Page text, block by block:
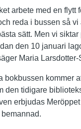
arbete med en flytt
reda i bussen så vi
sätt. Men vi siktar
den 10 januari
Maria Larsdotter-
bokbussen kommer
den tidigare
erbjudas